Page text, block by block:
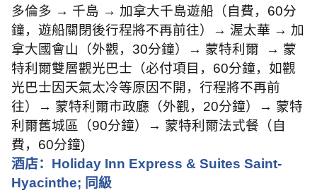
多倫多 → 千島 → 加拿大千島遊船（自費， 60分
鐘，遊船關閉後行程將不再前往）
→ 渥太華 → 加
拿大國會山（外觀， 30分鐘） → 蒙特利爾 → 蒙
特利爾雙層觀光巴士（必付項目， 60分鐘，如觀
光巴士因天氣太冷等原因不開，行程將不再前
往）
→ 蒙特利爾市政廳（外觀， 20分鐘） → 蒙特
利爾舊城區（90分鐘） → 蒙特利爾法式餐（自
費， 60分鐘)
酒店： Holiday Inn Express & Suites Saint-
Hyacinthe; 同級